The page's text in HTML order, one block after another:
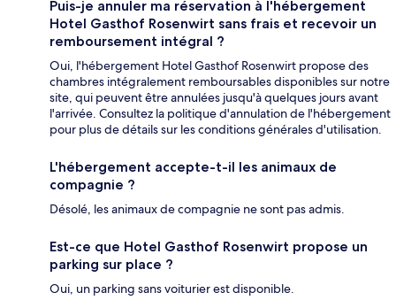
Puis-je annuler ma réservation à l'hébergement
Hotel Gasthof Rosenwirt sans frais et recevoir un
remboursement intégral ?
Oui, l'hébergement Hotel Gasthof Rosenwirt propose des
chambres intégralement remboursables disponibles sur notre
site, qui peuvent être annulées jusqu'à quelques jours avant
l'arrivée. Consultez la politique d'annulation de l'hébergement
pour plus de détails sur les conditions générales d'utilisation.
L'hébergement accepte-t-il les animaux de
compagnie ?
Désolé, les animaux de compagnie ne sont pas admis.
Est-ce que Hotel Gasthof Rosenwirt propose un
parking sur place ?
Oui, un parking sans voiturier est disponible.